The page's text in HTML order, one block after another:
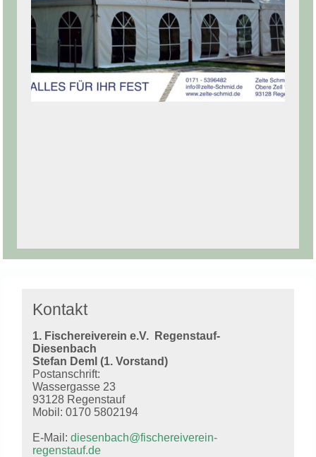
Kontakt
1. Fischereiverein e.V.
Regenstauf-
Diesenbach
Stefan Deml (1. Vorstand)
Postanschrift:
Wassergasse 23
93128 Regenstauf
Mobil: 0170 5802194
E-Mail:diesenbach@fischereiverein-
regenstauf.de